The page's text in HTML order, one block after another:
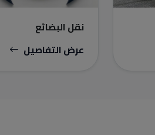
نقل البضائع
عرض التفاصيل